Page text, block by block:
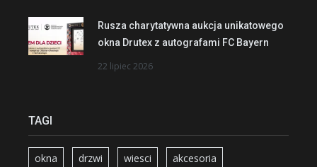
Rusza charytatywna aukcja unikatowego
okna Drutex z autografami FC Bayern
22 lipiec 2026
TAGI
okna drzwi wiesci akcesoria